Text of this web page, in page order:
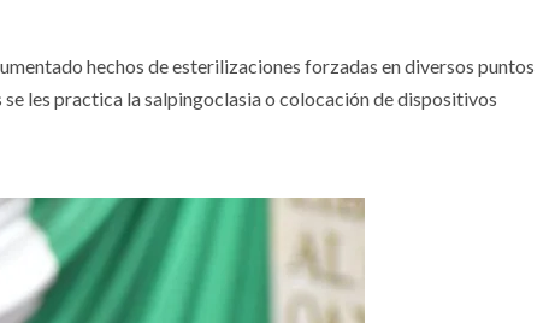
hechos de esterilizaciones forzadas en diversos puntos
les practica la salpingoclasia o colocación de dispositivos